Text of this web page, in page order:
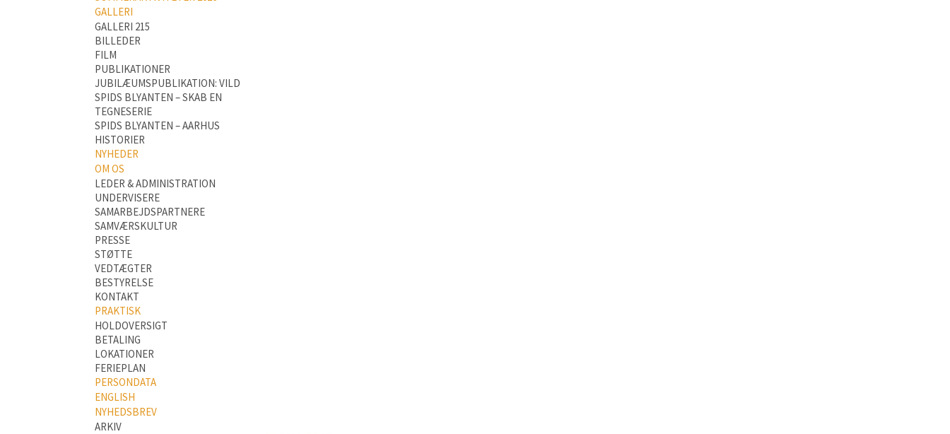
GALLERI
GALLERI 215
BILLEDER
FILM
PUBLIKATIONER
JUBILÆUMSPUBLIKATION: VILD
SPIDS BLYANTEN – SKAB EN
TEGNESERIE
SPIDS BLYANTEN – AARHUS
HISTORIER
NYHEDER
OM OS
LEDER & ADMINISTRATION
UNDERVISERE
SAMARBEJDSPARTNERE
SAMVÆRSKULTUR
PRESSE
STØTTE
VEDTÆGTER
BESTYRELSE
KONTAKT
PRAKTISK
HOLDOVERSIGT
BETALING
LOKATIONER
FERIEPLAN
PERSONDATA
ENGLISH
NYHEDSBREV
ARKIV